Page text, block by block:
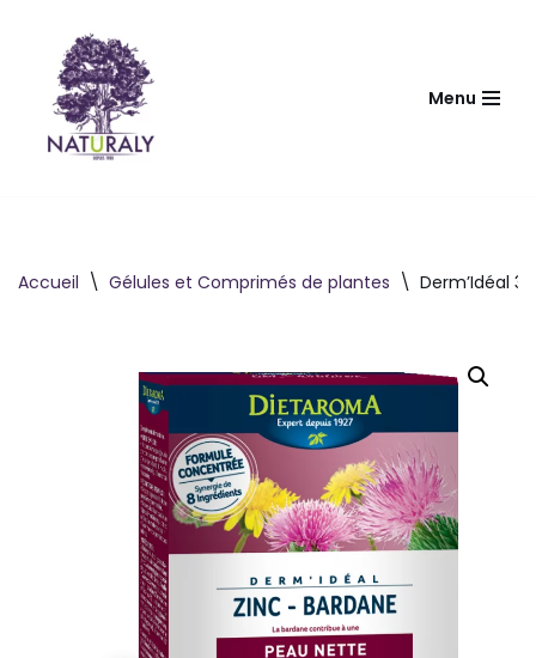
contenu
Menu
Accueil \ Gélules et Comprimés de plantes \ Derm’Idéal